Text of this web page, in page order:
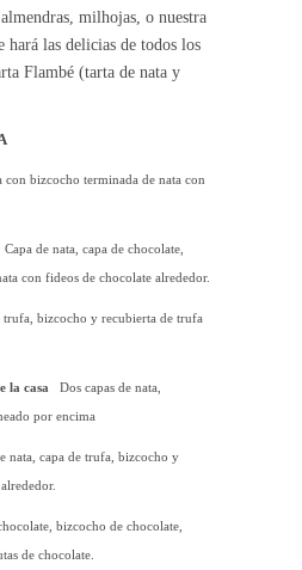
milhojas, o nuestra
hará las delicias de todos los
Flambé (tarta de nata y
con bizcocho terminada de nata con
Capa de nata, capa de chocolate,
con fideos de chocolate alrededor.
trufa, bizcocho y recubierta de trufa
la casa Dos capas de nata,
por encima
nata, capa de trufa, bizcocho y
bizcocho de chocolate,
de chocolate.